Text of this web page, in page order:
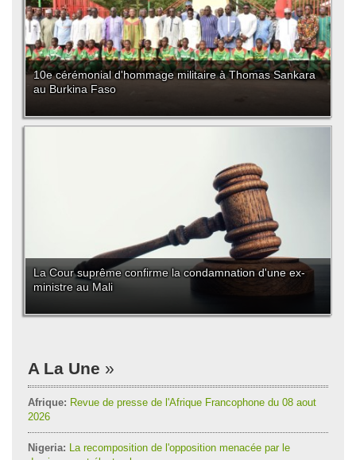
10e cérémonial d'hommage militaire à Thomas Sankara
au Burkina Faso
La Cour suprême confirme la condamnation d'une ex-
ministre au Mali
A La Une
Afrique: Revue de presse de l'Afrique Francophone du 08 aout
2026
Nigeria: La recomposition de l'opposition menacée par le